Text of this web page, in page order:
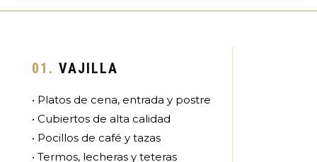
01. VAJILLA
• Platos de cena, entrada y postre
• Cubiertos de alta calidad
• Pocillos de café y tazas
• Termos, lecheras y teteras